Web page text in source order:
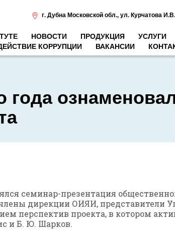
г. Дубна Московской обл.,ул. Курчатова
НОВОСТИ ПРОДУКЦИЯ УСЛУГИ
КОРРУПЦИИ
ВАКАНСИИ
семинар-презентация
дирекции ОИЯИ, представители
перспектив проекта, в котором
и Б. Ю. Шарков.